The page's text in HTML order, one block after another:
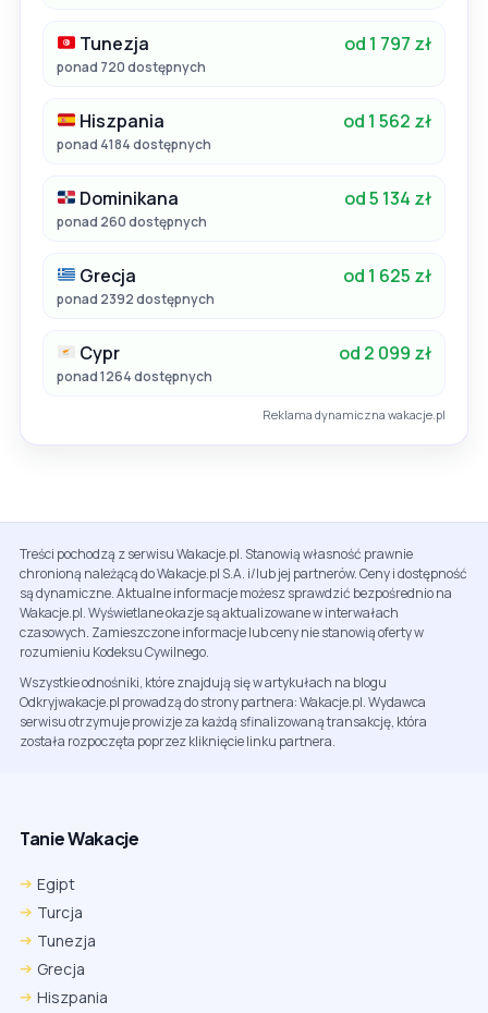
Tunezja od 1 797 zł
ponad 720 dostępnych
Hiszpania od 1 562 zł
ponad 4184 dostępnych
Dominikana od 5 134 zł
ponad 260 dostępnych
Grecja od 1 625 zł
ponad 2392 dostępnych
Cypr od 2 099 zł
ponad 1264 dostępnych
Reklama dynamiczna wakacje.pl
Treści pochodzą z serwisu Wakacje.pl. Stanowią własność prawnie
chronioną należącą do Wakacje.pl S.A. i/lub jej partnerów. Ceny i dostępność
są dynamiczne. Aktualne informacje możesz sprawdzić bezpośrednio na
Wakacje.pl. Wyświetlane okazje są aktualizowane w interwałach
czasowych. Zamieszczone informacje lub ceny nie stanowią oferty w
rozumieniu Kodeksu Cywilnego.
Wszystkie odnośniki, które znajdują się w artykułach na blogu
Odkryjwakacje.pl prowadzą do strony partnera: Wakacje.pl. Wydawca
serwisu otrzymuje prowizje za każdą sfinalizowaną transakcję, która
została rozpoczęta poprzez kliknięcie linku partnera.
Tanie Wakacje
Egipt
Turcja
Tunezja
Grecja
Hiszpania